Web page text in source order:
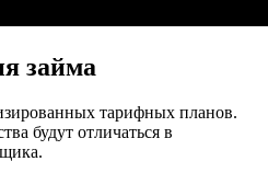
займа
тарифных планов.
будут отличаться в